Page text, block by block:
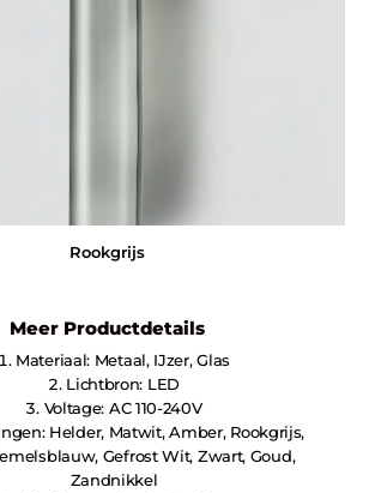
Rookgrijs
Meer Productdetails
Materiaal: Metaal, IJzer, Glas
Lichtbron: LED
Voltage: AC 110-240V
Helder, Matwit, Amber, Rookgrijs,
Gefrost Wit, Zwart, Goud,
Zandnikkel